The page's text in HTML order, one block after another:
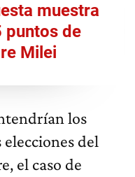
muestra
puntos de
Milei
los
del
el caso de